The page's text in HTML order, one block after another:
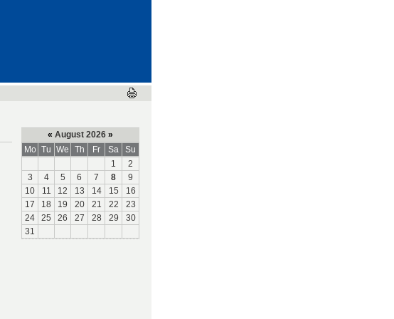
« August 2026 »
Mo Tu We Th Fr Sa
Su
1
2
3
4 5 6 7 8
9
10
11 12 13 14 15
16
17
18 19 20 21 22
23
24
25 26 27 28 29
30
31